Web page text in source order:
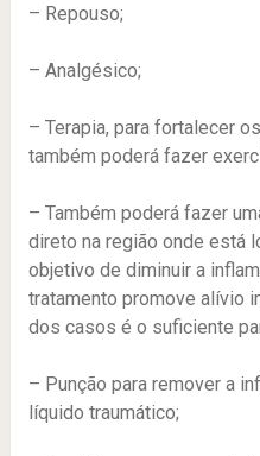
– Repouso;
– Analgésico;
– Terapia, para fortalecer
também poderá fazer
– Também poderá fazer
direto na região onde está
objetivo de diminuir a
tratamento promove alívio
dos casos é o suficiente
– Punção para remover a
líquido traumático;